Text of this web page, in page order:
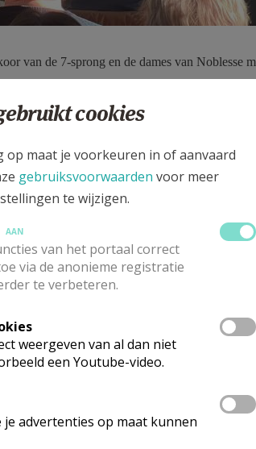
van de 7-sprong en de dames van Noblesse
De kinderen presenteerden ons een hele rij
alleen maar zingen’.
konden ons ook bekoren met een aantal
naar de stranden van Rio.
Dejonghe op virtuoze manier de
herhaling vatbaar initiatief!
cookies
op maat je voorkeuren in of aanvaard
gebruiksvoorwaarden voor meer
te wijzigen.
AAN
van het portaal correct
via de anonieme registratie
te verbeteren.
weergeven van al dan niet
een Youtube-video.
advertenties op maat kunnen